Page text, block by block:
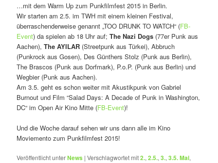
…mit dem Warm Up zum Punkfilmfest 2015 in Berlin.
Wir starten am 2.5. im TWH mit einem kleinen Festival,
überraschenderweise genannt „TOO DRUNK TO WATCH“ (FB-
Event) da spielen ab 18 Uhr auf;The Nazi Dogs (77er Punk aus
Aachen),The AYILAR (Streetpunk aus Türkei), Abbruch
(Punkrock aus Gosen), Des Günthers Stolz (Punk aus Berlin),
The Brascos (Punk aus Dorfmark), P.o.P. (Punk aus Berlin) und
Wegbier (Punk aus Aachen).
Am 3.5. geht es schon weiter mit Akustikpunk von Gabriel
Burnout und Film “Salad Days: A Decade of Punk in Washington,
DC“ im Open Air Kino Mitte (FB-Event)!
Und die Woche darauf sehen wir uns dann alle im Kino
Moviemento zum Punkfilmfest 2015!
Veröffentlicht unterNews |Verschlagwortet mit2.,2.5.,3.,3.5. Mai,